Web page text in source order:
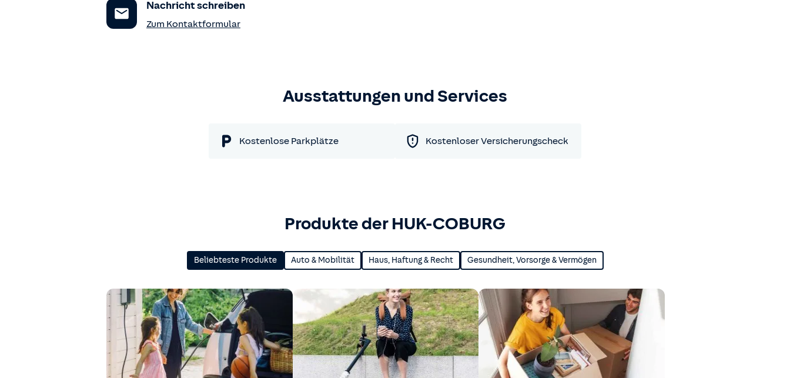
Nachricht schreiben
Zum Kontaktformular
Ausstattungen und Services
Kostenlose Parkplätze Kostenloser Versicherungscheck
Produkte der HUK-COBURG
Beliebteste Produkte Auto & Mobilität Haus, Haftung & Recht Gesundheit, Vorsorge & Vermögen